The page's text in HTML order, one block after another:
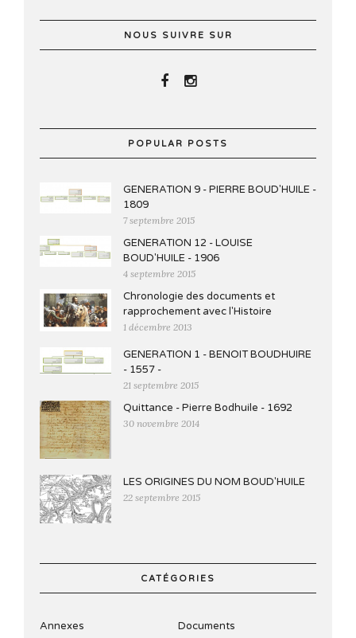
NOUS SUIVRE SUR
POPULAR POSTS
GENERATION 9 - PIERRE BOUD'HUILE -
1809
7 septembre 2015
GENERATION 12 - LOUISE
BOUD'HUILE - 1906
4 septembre 2015
Chronologie des documents et
rapprochement avec l'Histoire
1 décembre 2013
GENERATION 1 - BENOIT BOUDHUIRE
- 1557 -
21 septembre 2015
Quittance - Pierre Bodhuile - 1692
30 novembre 2014
LES ORIGINES DU NOM BOUD'HUILE
22 septembre 2015
CATÉGORIES
Annexes Documents